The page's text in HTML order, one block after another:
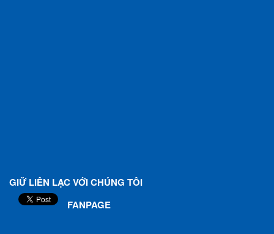
GIỮ LIÊN LẠC VỚI CHÚNG TÔI
FANPAGE